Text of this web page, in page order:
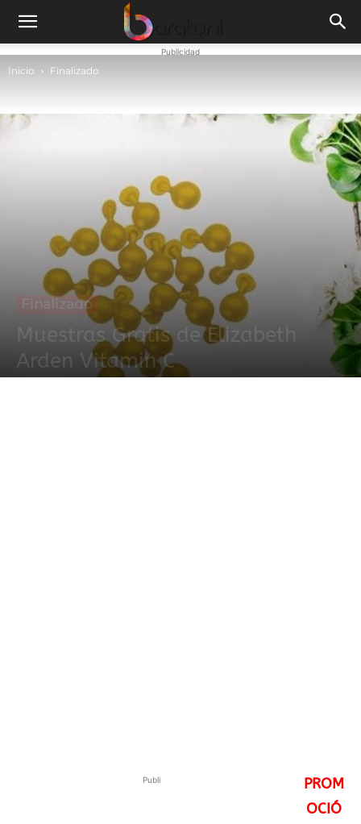
Publicidad
Inicio Finalizado
Finalizado
Muestras Gratis de Elizabeth
Arden Vitamin C
Publi
PROM
OCIÓ